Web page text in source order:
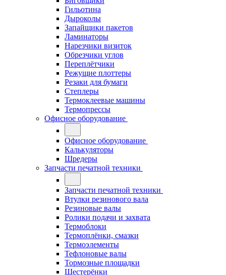
Гильотина
Дыроколы
Запайщики пакетов
Ламинаторы
Нарезчики визиток
Обрезчики углов
Переплётчики
Режущие плоттеры
Резаки для бумаги
Степлеры
Термоклеевые машины
Термопрессы
Офисное оборудование
Офисное оборудование
Калькуляторы
Шредеры
Запчасти печатной техники
Запчасти печатной техники
Втулки резинового вала
Резиновые валы
Ролики подачи и захвата
Термоблоки
Термоплёнки, смазки
Термоэлементы
Тефлоновые валы
Тормозные площадки
Шестерёнки